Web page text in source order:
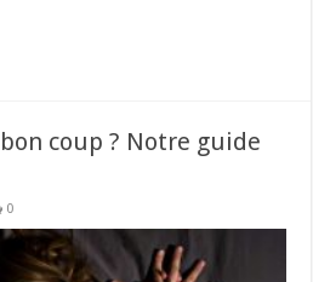
coup ? Notre guide
0